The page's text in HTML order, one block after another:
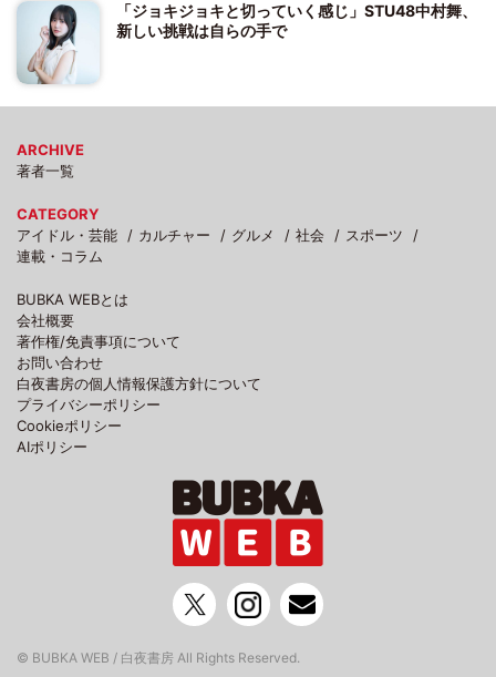
「ジョキジョキと切っていく感じ」STU48中村舞、
新しい挑戦は自らの手で
ARCHIVE
著者一覧
CATEGORY
アイドル・芸能
カルチャー グルメ 社会
スポーツ
連載・コラム
BUBKA WEBとは
会社概要
著作権/免責事項について
お問い合わせ
白夜書房の個人情報保護方針について
プライバシーポリシー
Cookieポリシー
AIポリシー
© BUBKA WEB / 白夜書房 All Rights Reserved.